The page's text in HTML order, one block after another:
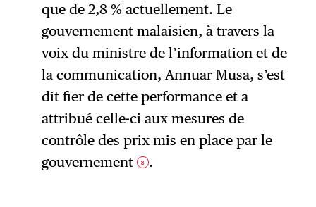
que de 2,8 % actuellement. Le
gouvernement malaisien, à travers la
voix du ministre de l’information et de
la communication, Annuar Musa, s’est
dit fier de cette performance et a
attribué celle-ci aux mesures de
contrôle des prix mis en place par le
gouvernement
8 .